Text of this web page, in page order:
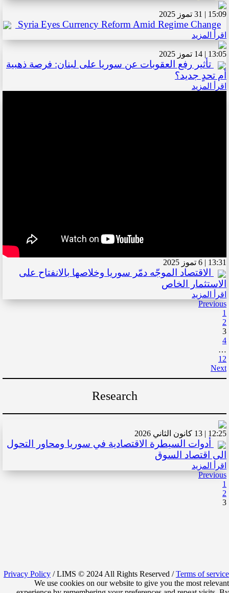
15:09 | 31 تموز 2025
Syria Eyes Currency Reform Amid Regime Change
اقرأ المزيد
13:05 | 14 تموز 2025
تأثير رفع العقوبات عن سوريا على لبنان: فرصة ذهبية
أم تحدٍ جديد؟
اقرأ المزيد
13:31 | 6 تموز 2025
الاقتصاد الموجّه دمّر سوريا وخلاصها بالانفتاح على
الاستثمار الخاص
اقرأ المزيد
Previous
1
2
3
4
…
12
Next
Research
12:25 | 13 كانون الثاني 2026
أدوات السيطرة الاقتصادية في سوريا ومحاور التحول
الى اقتصاد السوق
اقرأ المزيد
Previous
1
2
3
Privacy Policy / LIMS © 2024 All Rights Reserved /Terms of service
We use cookies on our website to give you the most relevant